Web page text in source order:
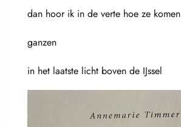
dan hoor ik in de verte hoe ze komen
ganzen
in het laatste licht boven de IJssel